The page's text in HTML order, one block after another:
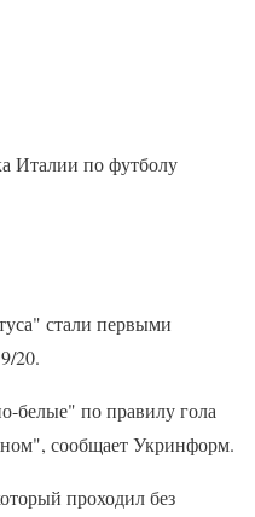
Италии по футболу
стали первыми
20.
белые" по правилу гола
сообщает Укринформ.
проходил без